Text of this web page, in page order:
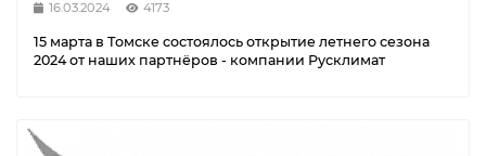
16.03.2024 4173
15 марта в Томске состоялось открытие летнего сезона
2024 от наших партнёров - компании Русклимат